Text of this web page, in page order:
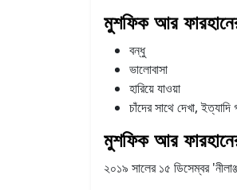
মুশফিক আর
বন্ধু
ভালোবাসা
হারিয়ে যাওয়া
চাঁদের সাথে দেখা,
মুশফিক আর
২০১৯ সালের ১৫ ডিসেম্বর